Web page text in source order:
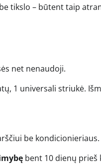
tikslo – būtent taip
net nenaudoji.
1 universali striukė.
be kondicionieriaus.
bent 10 dienų prieš